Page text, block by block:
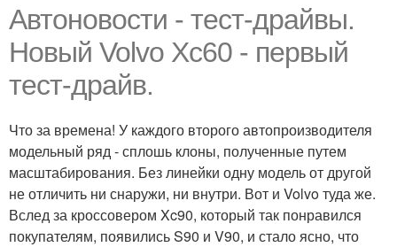
Автоновости - тест-драйвы.
Новый Volvo Xc60 - первый
тест-драйв.
Что за времена! У каждого второго автопроизводителя
модельный ряд - сплошь клоны, полученные путем
масштабирования. Без линейки одну модель от другой
не отличить ни снаружи, ни внутри. Вот и Volvo туда же.
Вслед за кроссовером Xc90, который так понравился
покупателям, появились S90 и V90, и стало ясно, что